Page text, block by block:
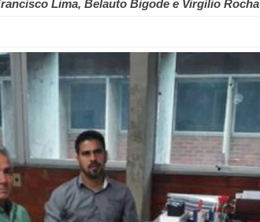
Lima, Belauto Bigode e Virgílio Rocha